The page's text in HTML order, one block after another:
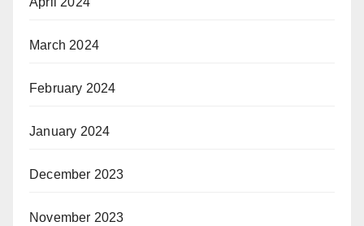
March 2024
February 2024
January 2024
December 2023
November 2023